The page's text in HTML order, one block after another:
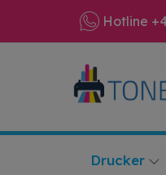
Hotline
Drucker